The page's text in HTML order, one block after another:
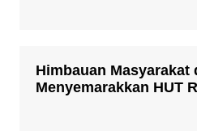
Himbauan Masyarakat
Menyemarakkan HUT